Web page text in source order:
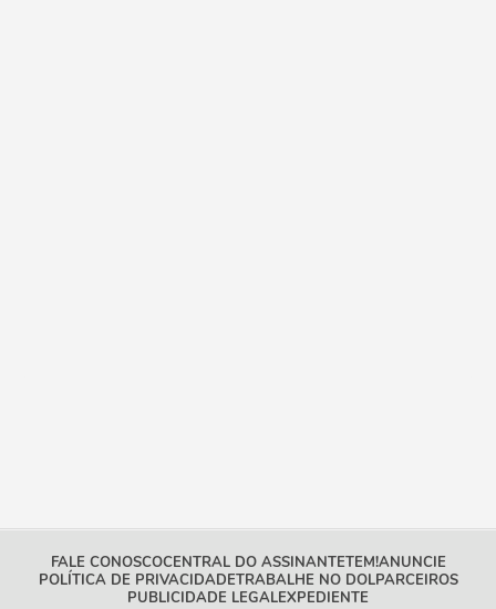
FALE CONOSCOCENTRAL DO ASSINANTETEM!ANUNCIE
POLÍTICA DE PRIVACIDADETRABALHE NO DOLPARCEIROS
PUBLICIDADE LEGALEXPEDIENTE